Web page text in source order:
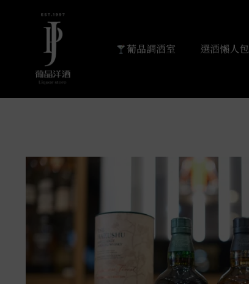
葡晶調酒室 選酒懶人包